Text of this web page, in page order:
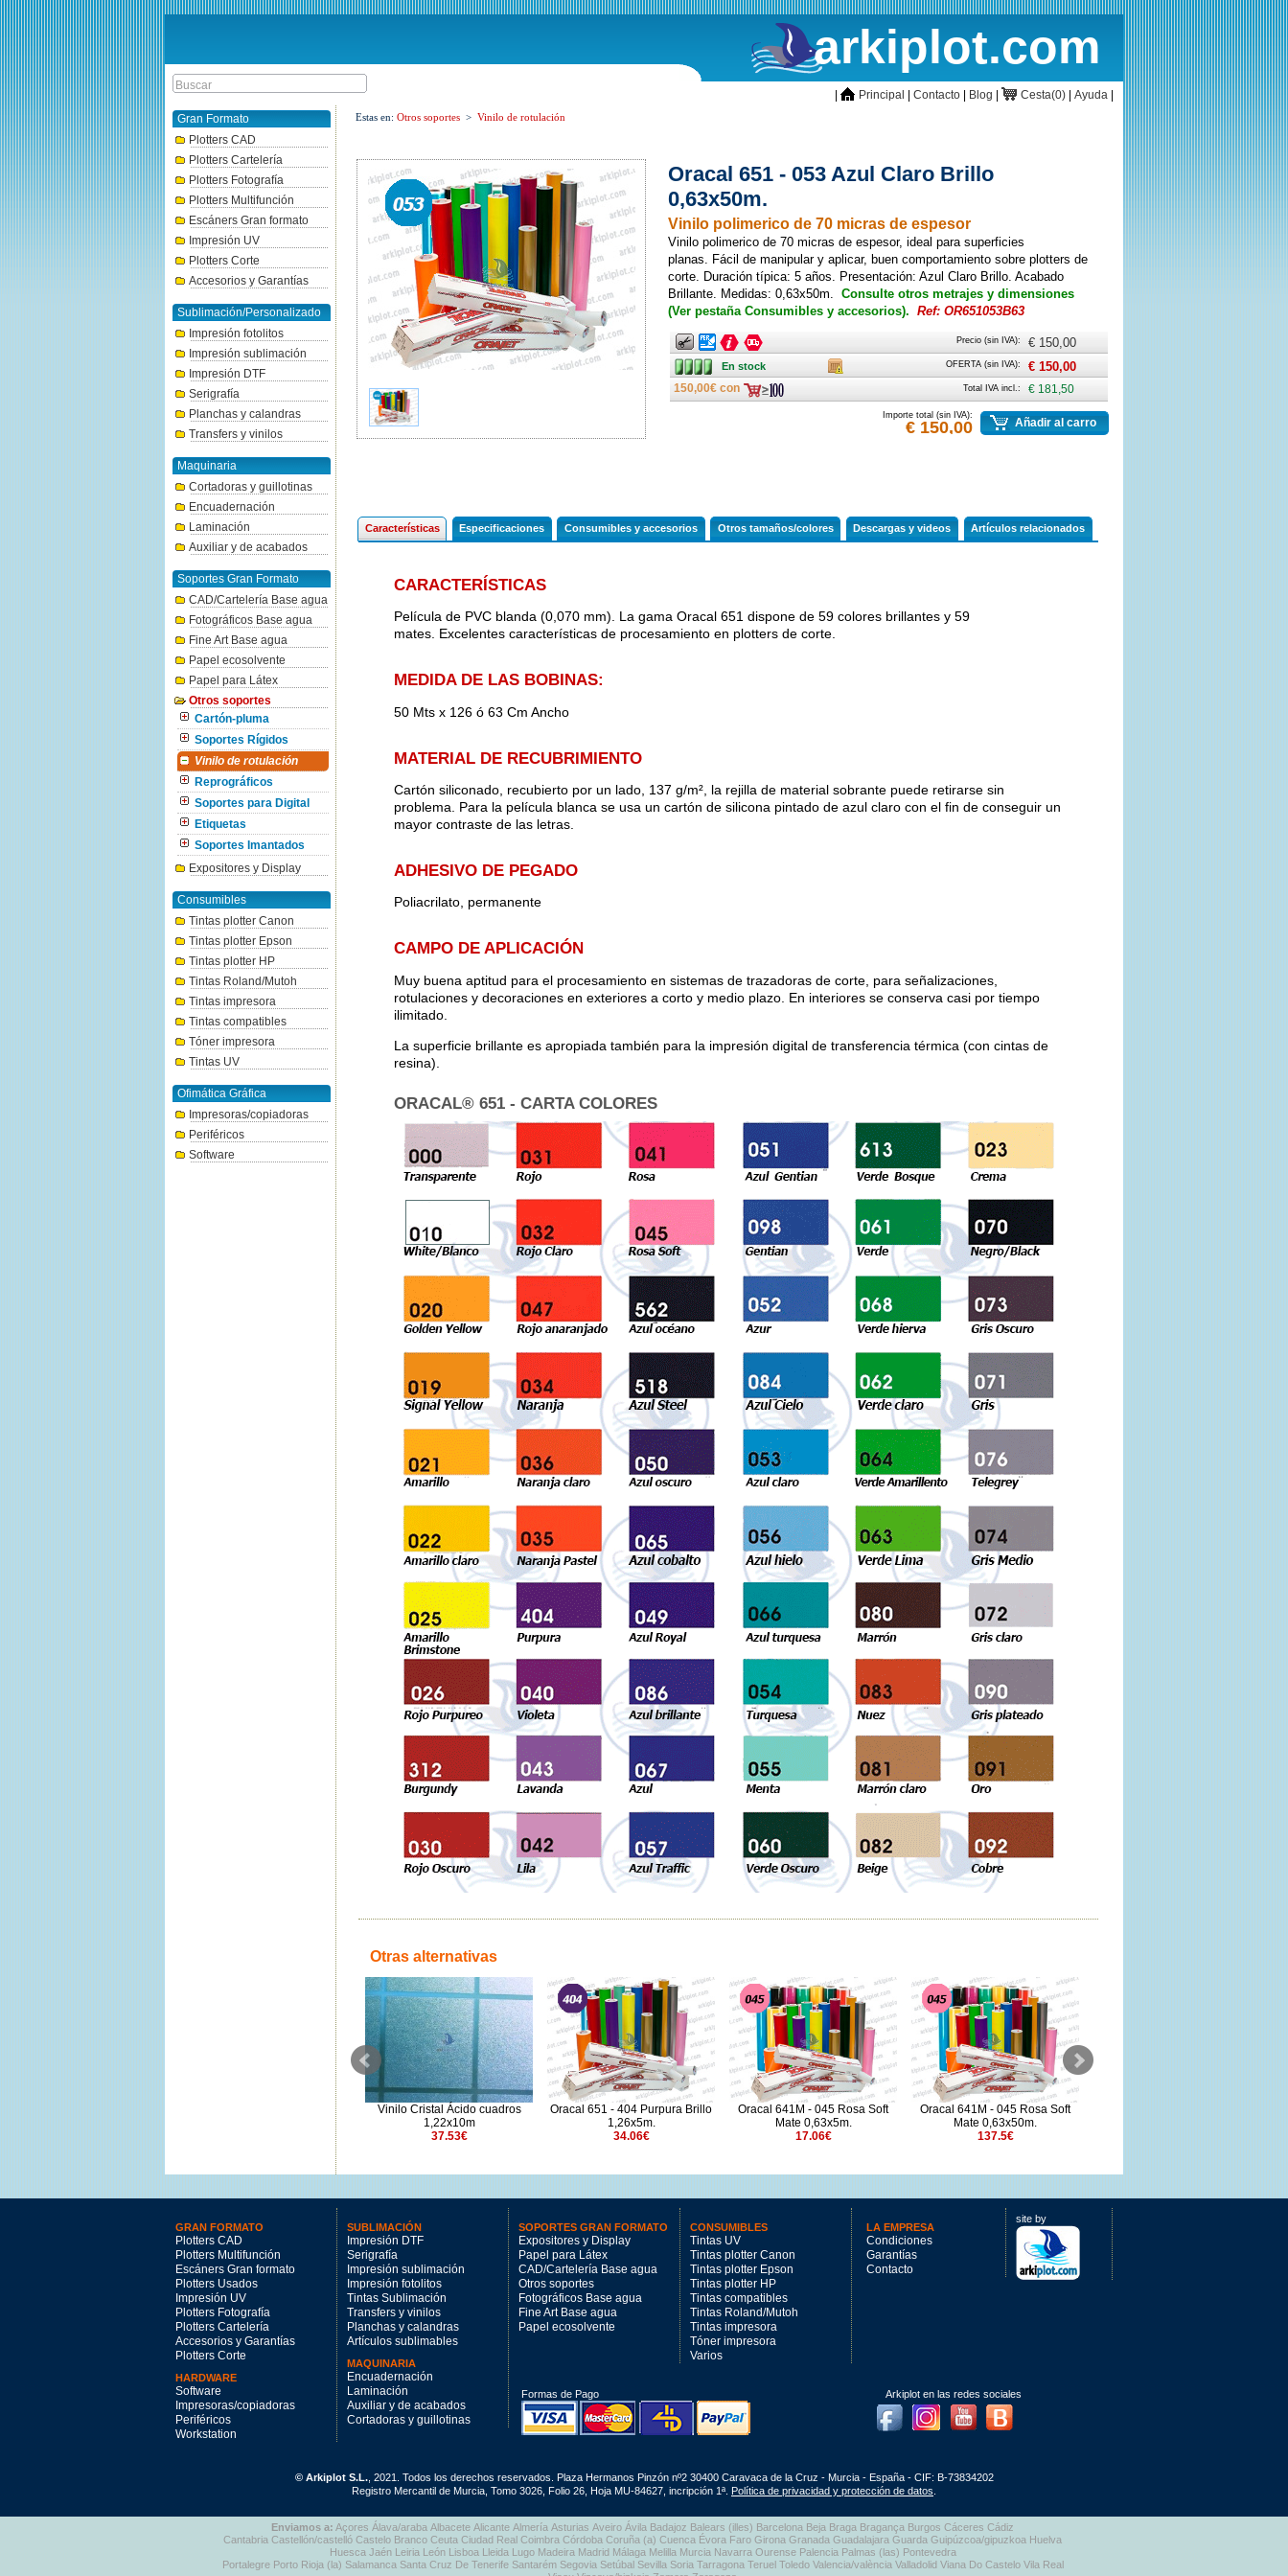
arkiplot.com
inicioPrincipal Contacto Blog CestaCesta(0) Ayuda
Gran Formato
Plotters CAD
Plotters Cartelería
Plotters Fotografía
Plotters Multifunción
Escáners Gran formato
Impresión UV
Plotters Corte
Accesorios y Garantías
Sublimación/Personalizado
Impresión fotolitos
Impresión sublimación
Impresión DTF
Serigrafía
Planchas y calandras
Transfers y vinilos
Maquinaria
Cortadoras y guillotinas
Encuadernación
Laminación
Auxiliar y de acabados
Soportes Gran Formato
CAD/Cartelería Base agua
Fotográficos Base agua
Fine Art Base agua
Papel ecosolvente
Papel para Látex
Otros soportes
Cartón-pluma
Soportes Rígidos
Vinilo de rotulación
Reprográficos
Soportes para Digital
Etiquetas
Soportes Imantados
Expositores y Display
Consumibles
Tintas plotter Canon
Tintas plotter Epson
Tintas plotter HP
Tintas Roland/Mutoh
Tintas impresora
Tintas compatibles
Tóner impresora
Tintas UV
Ofimática Gráfica
Impresoras/copiadoras
Periféricos
Software
Estas en: Otros soportes > Vinilo de rotulación
Oracal 651 - 053 Azul Claro Brillo
0,63x50m.
Vinilo poli­merico de 70 micras de espesor
Vinilo poli­merico de 70 micras de espesor, ideal para superficies
planas. Fácil de manipular y aplicar, buen comportamiento sobre plotters de
corte. Duración típica: 5 años. Presentación: Azul Claro Brillo. Acabado
Brillante. Medidas: 0,63x50m. Consulte otros metrajes y dimensiones
(Ver pestaña Consumibles y accesorios). Ref: OR651053B63
Ancho AnchoAncho Ancho Precio (sin IVA): € 150,00
En stock En stock Caja OFERTA (sin IVA): € 150,00
150,00€ con Total IVA incl.: € 181,50
Importe total (sin IVA):
€ 150,00 Añadir al carro
Características Especificaciones Consumibles y accesorios Otros tamaños/colores Descargas y videos Artículos relacionados
CARACTERÍSTICAS
Película de PVC blanda (0,070 mm). La gama Oracal 651 dispone de 59 colores brillantes y 59
mates. Excelentes características de procesamiento en plotters de corte.
MEDIDA DE LAS BOBINAS:
50 Mts x 126 ó 63 Cm Ancho
MATERIAL DE RECUBRIMIENTO
Cartón siliconado, recubierto por un lado, 137 g/m², la rejilla de material sobrante puede retirarse sin
problema. Para la película blanca se usa un cartón de silicona pintado de azul claro con el fin de conseguir un
mayor contraste de las letras.
ADHESIVO DE PEGADO
Poliacrilato, permanente
CAMPO DE APLICACIÓN
Muy buena aptitud para el procesamiento en sistemas de trazadoras de corte, para señalizaciones,
rotulaciones y decoraciones en exteriores a corto y medio plazo. En interiores se conserva casi por tiempo
ilimitado.
La superficie brillante es apropiada también para la impresión digital de transferencia térmica (con cintas de
resina).
ORACAL® 651 - CARTA COLORES
Otras alternativas
Ritrama L100 Beige 1,22x50m
Vinilo Cristal Ácido cuadros
1,22x10m
37.53€
Oracal 651 - 404 Purpura Brillo
1,26x5m.
34.06€
Oracal 641M - 045 Rosa Soft
Mate 0,63x5m.
17.06€
Oracal 641M - 045 Rosa Soft
Mate 0,63x50m.
137.5€
GRAN FORMATO
Plotters CAD
Plotters Multifunción
Escáners Gran formato
Plotters Usados
Impresión UV
Plotters Fotografía
Plotters Cartelería
Accesorios y Garantías
Plotters Corte
HARDWARE
Software
Impresoras/copiadoras
Periféricos
Workstation
SUBLIMACIÓN
Impresión DTF
Serigrafía
Impresión sublimación
Impresión fotolitos
Tintas Sublimación
Transfers y vinilos
Planchas y calandras
Artículos sublimables
MAQUINARIA
Encuadernación
Laminación
Auxiliar y de acabados
Cortadoras y guillotinas
SOPORTES GRAN FORMATO
Expositores y Display
Papel para Látex
CAD/Cartelería Base agua
Otros soportes
Fotográficos Base agua
Fine Art Base agua
Papel ecosolvente
CONSUMIBLES
Tintas UV
Tintas plotter Canon
Tintas plotter Epson
Tintas plotter HP
Tintas compatibles
Tintas Roland/Mutoh
Tintas impresora
Tóner impresora
Varios
LA EMPRESA
Condiciones
Garantías
Contacto
site by
Formas de Pago
Arkiplot en las redes sociales
FacebookInstagramYoutubeBlog
© Arkiplot S.L., 2021. Todos los derechos reservados. Plaza Hermanos Pinzón nº2 30400 Caravaca de la Cruz - Murcia - España - CIF: B-73834202
Registro Mercantil de Murcia, Tomo 3026, Folio 26, Hoja MU-84627, incripción 1ª. Política de privacidad y protección de datos
Enviamos a: Açores Álava/araba Albacete Alicante Almería Asturias Aveiro Ávila Badajoz Balears (illes) Barcelona Beja Braga Bragança Burgos Cáceres Cádiz
Cantabria Castellón/castelló Castelo Branco Ceuta Ciudad Real Coimbra Córdoba Coruña (a) Cuenca Évora Faro Girona Granada Guadalajara Guarda Guipúzcoa/gipuzkoa Huelva
Huesca Jaén Leiria León Lisboa Lleida Lugo Madeira Madrid Málaga Melilla Murcia Navarra Ourense Palencia Palmas (las) Pontevedra
Portalegre Porto Rioja (la) Salamanca Santa Cruz De Tenerife Santarém Segovia Setúbal Sevilla Soria Tarragona Teruel Toledo Valencia/valència Valladolid Viana Do Castelo Vila Real